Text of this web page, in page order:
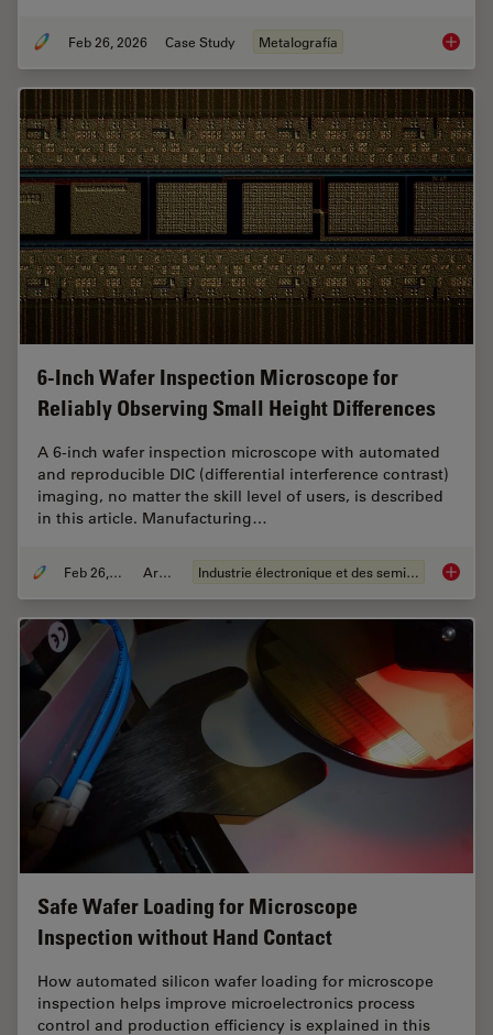
Feb 26, 2026 Case Study Metalografía
6-Inch Wafer Inspection Microscope for
Reliably Observing Small Height Differences
A 6-inch wafer inspection microscope with automated
and reproducible DIC (differential interference contrast)
imaging, no matter the skill level of users, is described
in this article. Manufacturing…
Feb 26, 2026 Article Industrie électronique et des semi-conducteurs 6-Inch
Safe Wafer Loading for Microscope
Inspection without Hand Contact
How automated silicon wafer loading for microscope
inspection helps improve microelectronics process
control and production efficiency is explained in this